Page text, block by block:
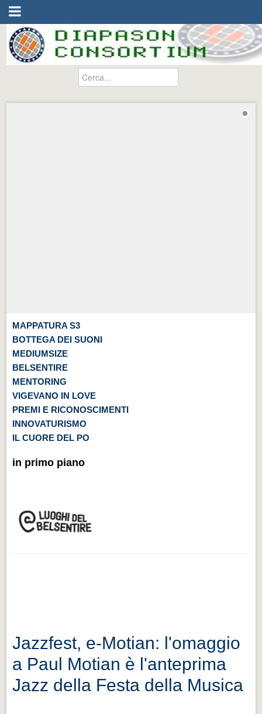
MAPPATURA S3
BOTTEGA DEI SUONI
MEDIUMSIZE
BELSENTIRE
MENTORING
VIGEVANO IN LOVE
PREMI E RICONOSCIMENTI
INNOVATURISMO
IL CUORE DEL PO
in primo piano
Jazzfest, e-Motian: l'omaggio
a Paul Motian è l'anteprima
Jazz della Festa della Musica